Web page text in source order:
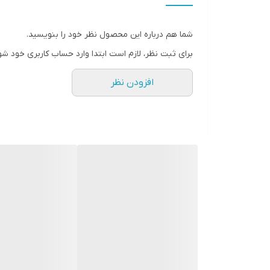
شما هم درباره این محصول نظر خود را بنویسید.
برای ثبت نظر، لازم است ابتدا وارد حساب کاربری خود
افزودن نظر